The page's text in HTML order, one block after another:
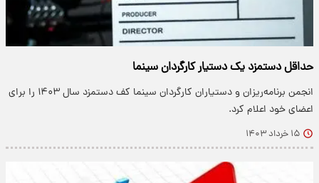
حداقل دستمزد یک دستیار کارگردان سینما
انجمن برنامه‌ریزان و دستیاران کارگردان سینما کف دستمزد سال ۱۴۰۳ را برای
اعضای خود اعلام کرد.
۱۵ خرداد ۱۴۰۳